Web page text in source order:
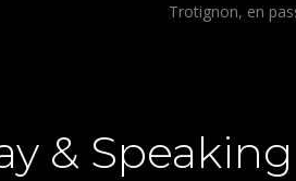
Trotignon, en
&